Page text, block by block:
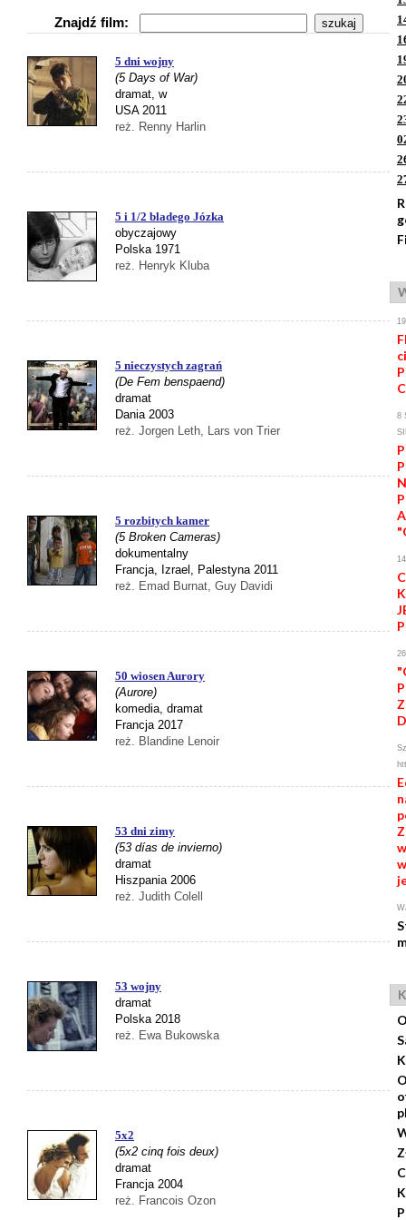
Znajdź film:
5 dni wojny
(5 Days of War)
dramat, w
USA 2011
reż. Renny Harlin
5 i 1/2 bladego Józka
obyczajowy
Polska 1971
reż. Henryk Kluba
5 nieczystych zagrań
(De Fem benspaend)
dramat
Dania 2003
reż. Jorgen Leth, Lars von Trier
5 rozbitych kamer
(5 Broken Cameras)
dokumentalny
Francja, Izrael, Palestyna 2011
reż. Emad Burnat, Guy Davidi
50 wiosen Aurory
(Aurore)
komedia, dramat
Francja 2017
reż. Blandine Lenoir
53 dni zimy
(53 días de invierno)
dramat
Hiszpania 2006
reż. Judith Colell
53 wojny
dramat
Polska 2018
reż. Ewa Bukowska
5x2
(5x2 cinq fois deux)
dramat
Francja 2004
reż. Francois Ozon
8